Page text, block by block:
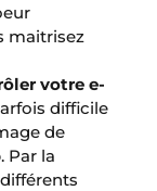
maitrisez
votre e-
difficile
de
Par la